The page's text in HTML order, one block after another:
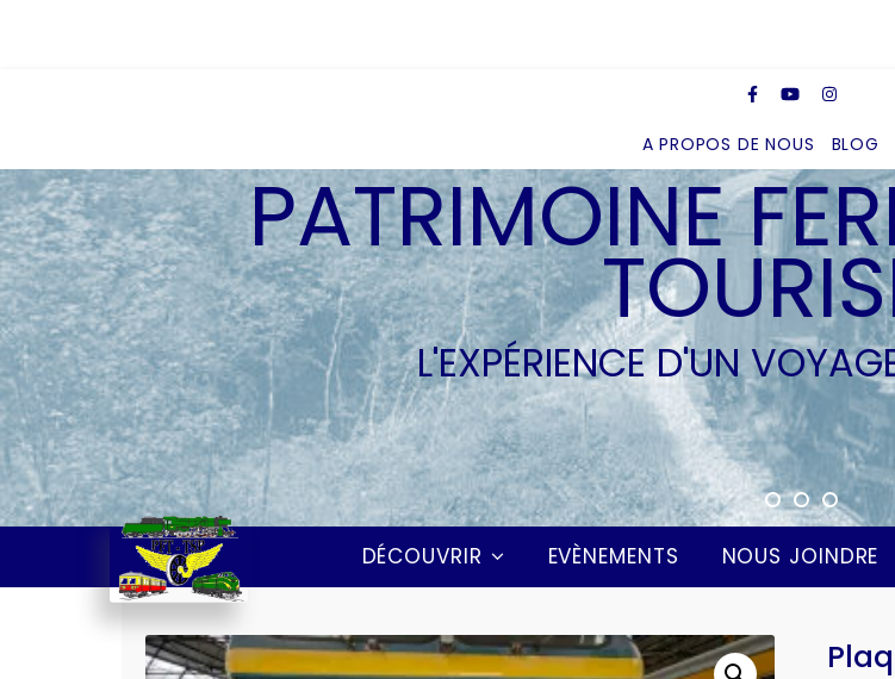
A PROPOS DE NOUS BLOG
PATRIMOINE
L'EXPÉRIENCE D'UN
DÉCOUVRIR EVÈNEMENTS NOUS JOINDRE